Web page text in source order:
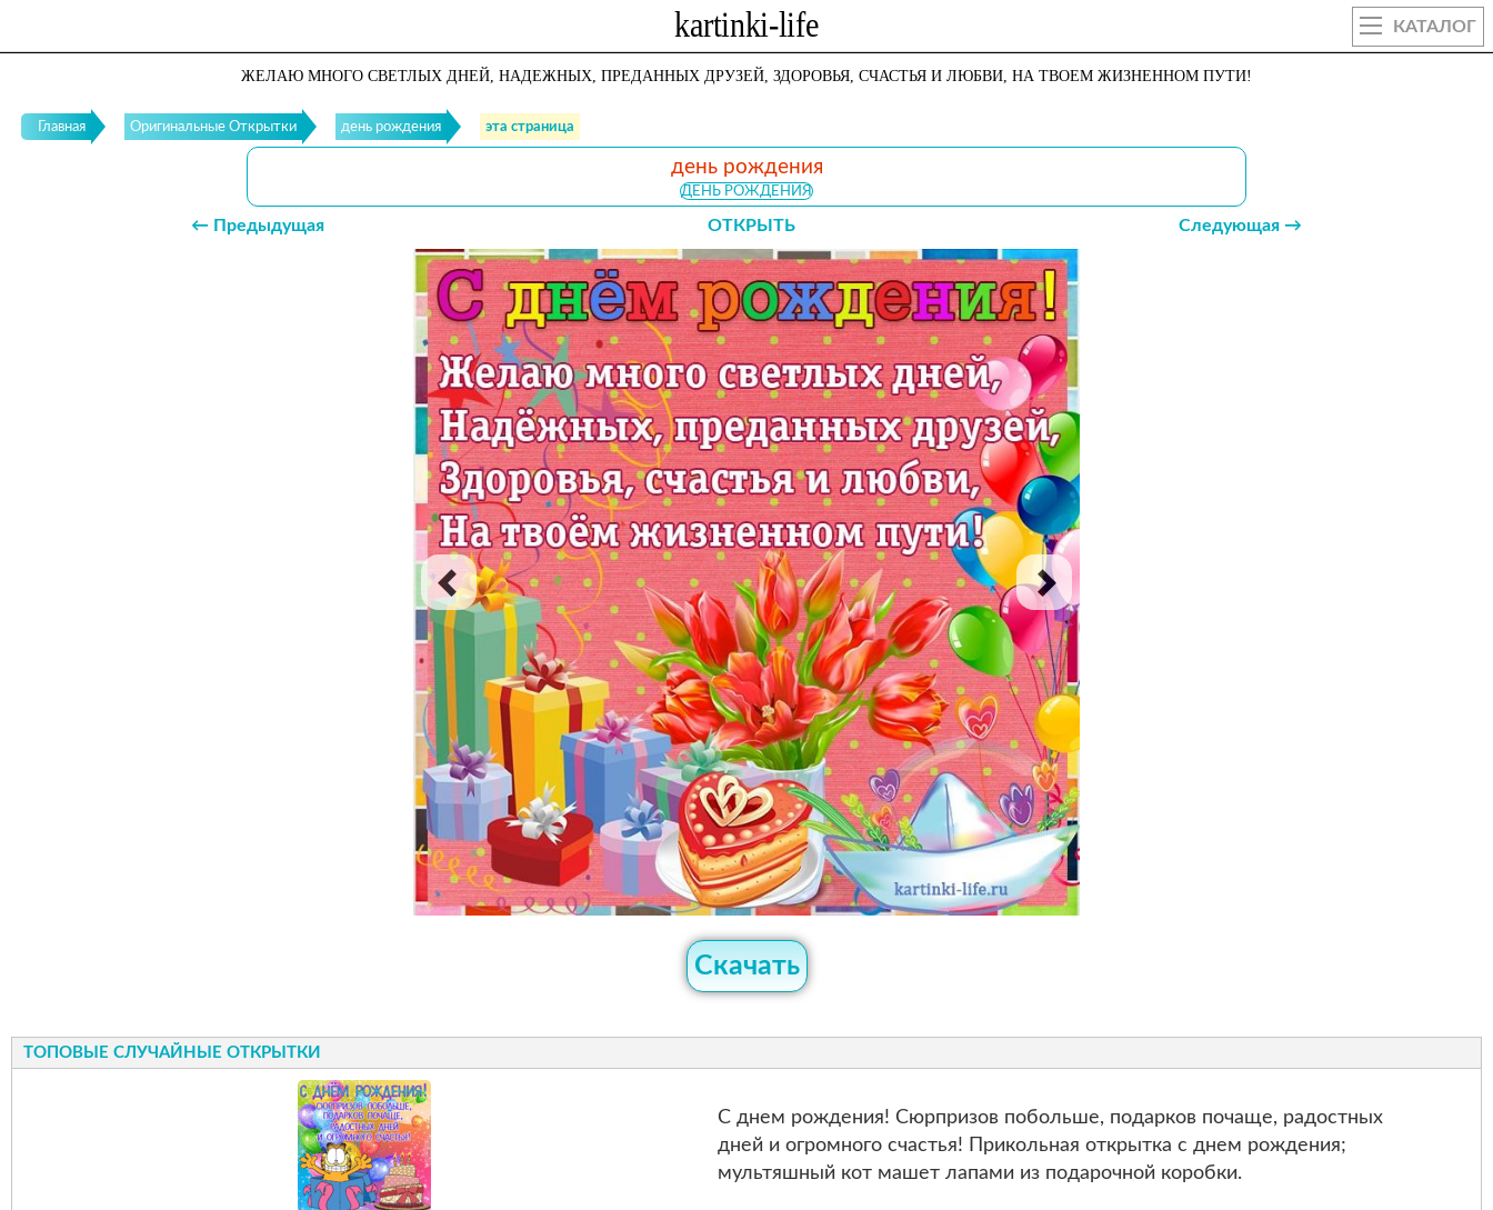
КАТАЛОГ
ЖЕЛАЮ МНОГО СВЕТЛЫХ ДНЕЙ, НАДЕЖНЫХ, ПРЕДАННЫХ ДРУЗЕЙ, ЗДОРОВЬЯ, СЧАСТЬЯ И ЛЮБВИ, НА ТВОЕМ ЖИЗНЕННОМ ПУТИ!
Главная Оригинальные Открытки день рождения эта страница
день рождения
ДЕНЬ РОЖДЕНИЯ
← Предыдущая ОТКРЫТЬ Следующая →
Скачать
ТОПОВЫЕ СЛУЧАЙНЫЕ ОТКРЫТКИ
С днем рождения! Сюрпризов побольше, подарков почаще, радостных
дней и огромного счастья! Прикольная открытка с днем рождения;
мультяшный кот машет лапами из подарочной коробки.